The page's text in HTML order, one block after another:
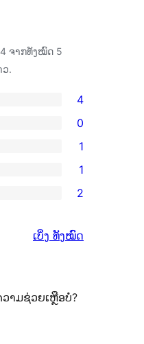
ຈາກທັງໝົດ 5
ວ.
4
0
1
1
2
ເບິ່ງ ຄຳ
ທັງໝົດ
າມຊ່ວຍເຫຼືອບໍ່?